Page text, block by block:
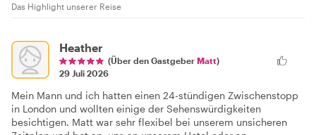
Das Highlight unserer Reise
Heather
(Über den Gastgeber Matt)
29 Juli 2026
Mein Mann und ich hatten einen 24-stündigen Zwischenstopp
in London und wollten einige der Sehenswürdigkeiten
besichtigen. Matt war sehr flexibel bei unserem unsicheren